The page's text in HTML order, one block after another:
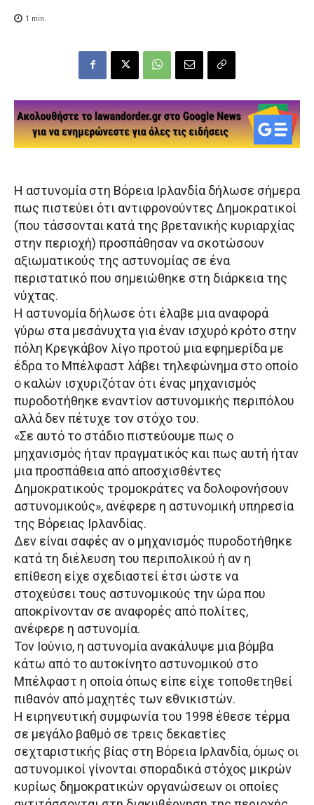
1 min.
Η αστυνομία στη Βόρεια Ιρλανδία δήλωσε σήμερα
πως πιστεύει ότι αντιφρονούντες Δημοκρατικοί
(που τάσσονται κατά της βρετανικής κυριαρχίας
στην περιοχή) προσπάθησαν να σκοτώσουν
αξιωματικούς της αστυνομίας σε ένα
περιστατικό που σημειώθηκε στη διάρκεια της
νύχτας.
Η αστυνομία δήλωσε ότι έλαβε μια αναφορά
γύρω στα μεσάνυχτα για έναν ισχυρό κρότο στην
πόλη Κρεγκάβον λίγο προτού μια εφημερίδα με
έδρα το Μπέλφαστ λάβει τηλεφώνημα στο οποίο
ο καλών ισχυριζόταν ότι ένας μηχανισμός
πυροδοτήθηκε εναντίον αστυνομικής περιπόλου
αλλά δεν πέτυχε τον στόχο του.
«Σε αυτό το στάδιο πιστεύουμε πως ο
μηχανισμός ήταν πραγματικός και πως αυτή ήταν
μια προσπάθεια από αποσχισθέντες
Δημοκρατικούς τρομοκράτες να δολοφονήσουν
αστυνομικούς», ανέφερε η αστυνομική υπηρεσία
της Βόρειας Ιρλανδίας.
Δεν είναι σαφές αν ο μηχανισμός πυροδοτήθηκε
κατά τη διέλευση του περιπολικού ή αν η
επίθεση είχε σχεδιαστεί έτσι ώστε να
στοχεύσει τους αστυνομικούς την ώρα που
αποκρίνονταν σε αναφορές από πολίτες,
ανέφερε η αστυνομία.
Τον Ιούνιο, η αστυνομία ανακάλυψε μια βόμβα
κάτω από το αυτοκίνητο αστυνομικού στο
Μπέλφαστ η οποία όπως είπε είχε τοποθετηθεί
πιθανόν από μαχητές των εθνικιστών.
Η ειρηνευτική συμφωνία του 1998 έθεσε τέρμα
σε μεγάλο βαθμό σε τρεις δεκαετίες
σεχταριστικής βίας στη Βόρεια Ιρλανδία, όμως οι
αστυνομικοί γίνονται σποραδικά στόχος μικρών
κυρίως δημοκρατικών οργανώσεων οι οποίες